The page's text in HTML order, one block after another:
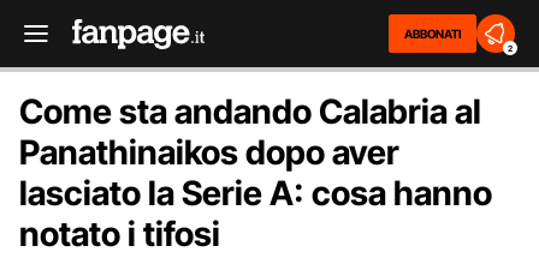
ABBONATI
2
Come sta andando Calabria al
Panathinaikos dopo aver
lasciato la Serie A: cosa hanno
notato i tifosi